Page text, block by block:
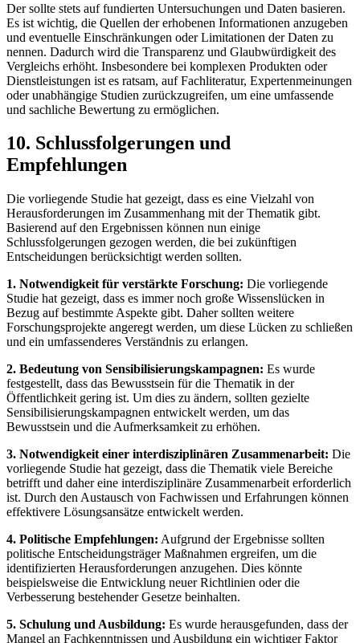
Der sollte stets auf fundierten Untersuchungen und‌ Daten basieren.
Es ist wichtig, die Quellen der erhobenen Informationen anzugeben
und⁣ eventuelle Einschränkungen oder Limitationen⁢ der Daten zu
nennen. Dadurch wird⁢ die Transparenz und Glaubwürdigkeit des ​
Vergleichs erhöht. Insbesondere⁤ bei komplexen Produkten oder
Dienstleistungen ist​ es ratsam, ‍auf Fachliteratur, Expertenmeinungen
oder unabhängige Studien zurückzugreifen, um⁢ eine umfassende
und ⁣sachliche Bewertung ⁤zu ermöglichen.
10. Schlussfolgerungen und
Empfehlungen
Die vorliegende​ Studie hat gezeigt, dass es eine Vielzahl von
Herausforderungen im Zusammenhang mit der Thematik gibt.
Basierend auf den Ergebnissen ‌können nun einige
Schlussfolgerungen gezogen werden, die bei zukünftigen
Entscheidungen berücksichtigt ⁣werden sollten.
1. Notwendigkeit für verstärkte Forschung: Die vorliegende
Studie hat gezeigt, dass es immer noch große Wissenslücken in
Bezug ⁣auf bestimmte ⁢Aspekte gibt. Daher sollten weitere​
Forschungsprojekte‌ angeregt ⁤werden,‍ um diese Lücken zu schließen
und ein​ umfassenderes Verständnis zu erlangen.
2. Bedeutung von Sensibilisierungskampagnen: Es wurde
festgestellt, dass ‍das Bewusstsein⁤ für die‌ Thematik in der
Öffentlichkeit gering ist. Um dies zu ändern, sollten gezielte
Sensibilisierungskampagnen entwickelt ‌werden, um das
Bewusstsein und die Aufmerksamkeit zu erhöhen.
3. Notwendigkeit einer interdisziplinären ‌Zusammenarbeit: Die
vorliegende ⁣Studie hat gezeigt, ‍dass die Thematik viele Bereiche
betrifft und ⁣daher eine interdisziplinäre Zusammenarbeit‍ erforderlich
ist. ‍Durch den Austausch von Fachwissen‌ und Erfahrungen können
effektivere ​Lösungsansätze entwickelt werden.
4. Politische Empfehlungen: Aufgrund der ⁢Ergebnisse sollten⁣
politische Entscheidungsträger Maßnahmen ergreifen,​ um die
identifizierten Herausforderungen anzugehen. Dies könnte
‌beispielsweise die Entwicklung neuer Richtlinien oder ‍die
Verbesserung ‌bestehender Gesetze beinhalten.
5. Schulung und Ausbildung: Es‍ wurde herausgefunden,​ dass der
Mangel an ‌Fachkenntnissen und Ausbildung ein⁤ wichtiger Faktor